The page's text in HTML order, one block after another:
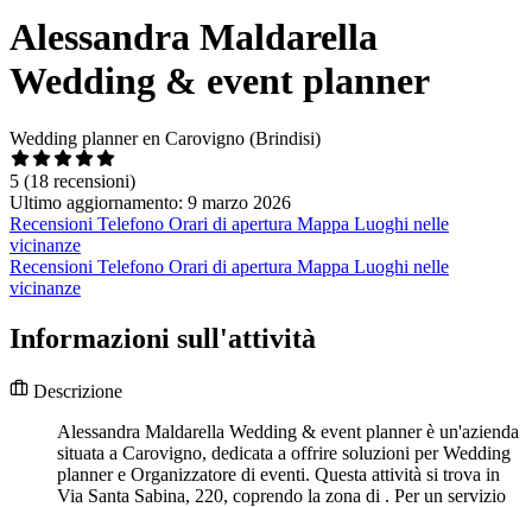
Alessandra Maldarella
Wedding & event planner
Wedding planner en Carovigno (Brindisi)
5 (18 recensioni)
Ultimo aggiornamento: 9 marzo 2026
Recensioni Telefono Orari di apertura Mappa Luoghi nelle
vicinanze
Recensioni Telefono Orari di apertura Mappa Luoghi nelle
vicinanze
Informazioni sull'attività
Descrizione
Alessandra Maldarella Wedding & event planner è un'azienda
situata a Carovigno, dedicata a offrire soluzioni per Wedding
planner e Organizzatore di eventi. Questa attività si trova in
Via Santa Sabina, 220, coprendo la zona di . Per un servizio